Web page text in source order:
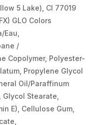
5 Lake), CI 77019
GLO Colors
Eau,
/
Copolymer, Polyester-
Propylene Glycol
Oil/Paraffinum
Stearate,
E), Cellulose Gum,